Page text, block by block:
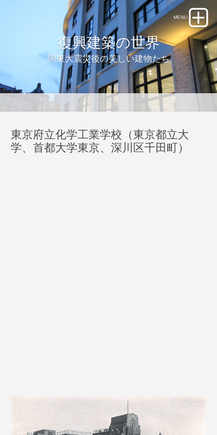
復興建築の世界
関東大震災後の美しい建物たち
東京府立化学工業学校（東京都立大
学、首都大学東京、深川区千田町）